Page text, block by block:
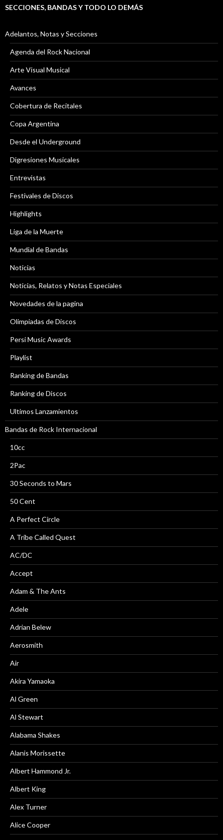
SECCIONES, BANDAS Y TODO LO DEMÁS
Adelantos, Notas y Secciones
Agenda del Rock Nacional
Arte Visual Musical
Avances
Cobertura de Recitales
Copa Argentina
Desde el Underground
Digresiones Musicales
Entrevistas
Festivales de Discos
Highlights
Liga de la Muerte
Mundial de Bandas
Noticias
Noticias, Relatos y Notas Especiales
Novedades de la pagina
Olimpiadas de Discos
Persi Music Awards
Playlist
Ranking de Bandas
Ranking de Discos
Ultimos Lanzamientos
Bandas de Rock Internacional
10cc
2Pac
30 Seconds to Mars
50 Cent
A Perfect Circle
A Tribe Called Quest
AC/DC
Accept
Adam & The Ants
Adele
Adrian Belew
Aerosmith
Air
Akira Yamaoka
Al Green
Al Stewart
Alabama Shakes
Alanis Morissette
Albert Hammond Jr.
Albert King
Alex Turner
Alice Cooper